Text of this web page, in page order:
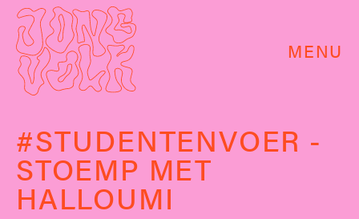
MENU
#STUDENTENVOER -
STOEMP MET
HALLOUMI